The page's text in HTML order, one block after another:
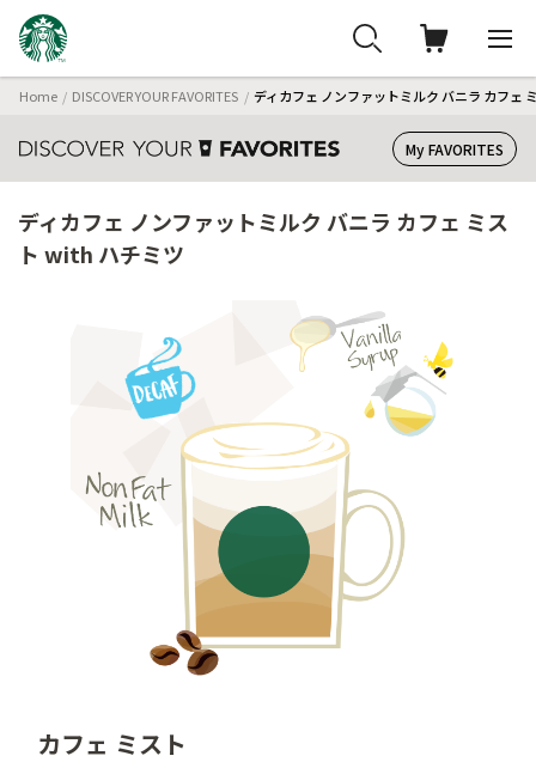
Home DISCOVER YOUR FAVORITES ディカフェ ノンファットミルク バニラ カフェ
My FAVORITES
ディカフェ ノンファットミルク バニラ カフェ ミス
ト with ハチミツ
カフェ ミスト